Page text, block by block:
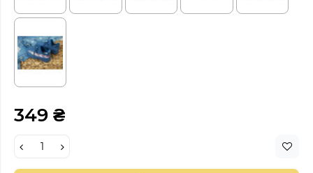
349 ₴